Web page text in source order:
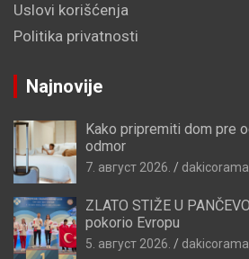
Uslovi korišćenja
Politika privatnosti
Najnovije
Kako pripremiti dom pre
odmor
7. август 2026. dakicorama
ZLATO STIŽE U
pokorio Evropu
5. август 2026. dakicorama